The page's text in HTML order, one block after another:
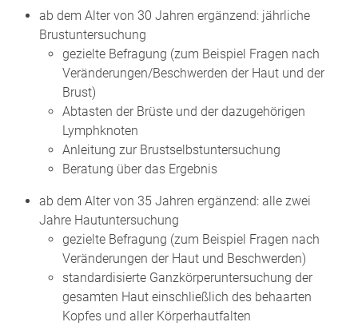
ab dem Alter von 30 Jahren ergänzend: jährliche
Brustuntersuchung
gezielte Befragung (zum Beispiel Fragen nach
Veränderungen/Beschwerden der Haut und der
Brust)
Abtasten der Brüste und der dazugehörigen
Lymphknoten
Anleitung zur Brustselbstuntersuchung
Beratung über das Ergebnis
ab dem Alter von 35 Jahren ergänzend: alle zwei
Jahre Hautuntersuchung
gezielte Befragung (zum Beispiel Fragen nach
Veränderungen der Haut und Beschwerden)
standardisierte Ganzkörperuntersuchung der
gesamten Haut einschließlich des behaarten
Kopfes und aller Körperhautfalten